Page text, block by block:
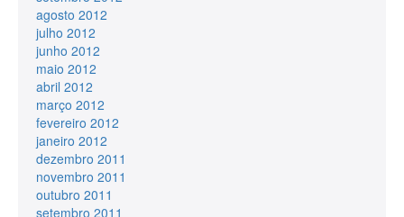
agosto 2012
julho 2012
junho 2012
maio 2012
abril 2012
março 2012
fevereiro 2012
janeiro 2012
dezembro 2011
novembro 2011
outubro 2011
setembro 2011